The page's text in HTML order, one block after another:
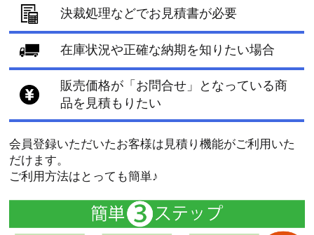
決裁処理などでお見積書が必要
在庫状況や正確な納期を知りたい場合
販売価格が「お問合せ」となっている商
品を見積もりたい
会員登録いただいたお客様は見積り機能がご利用いた
だけます。
ご利用方法はとっても簡単♪